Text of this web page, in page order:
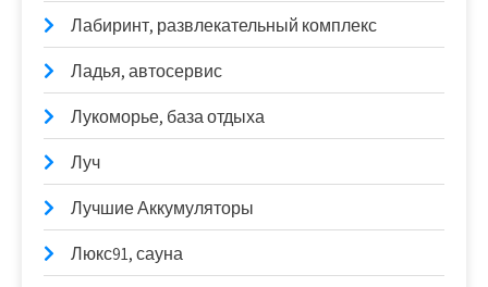
Лабиринт, развлекательный комплекс
Ладья, автосервис
Лукоморье, база отдыха
Луч
Лучшие Аккумуляторы
Люкс91, сауна